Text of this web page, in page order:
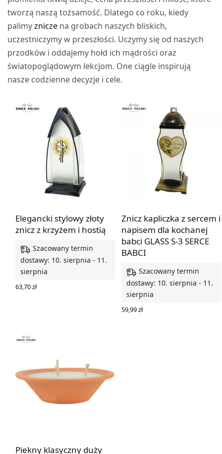
tworzą naszą tożsamość. Dlatego co roku, kiedy
palimyznicze na grobach naszych bliskich,
uczestniczymy w przeszłości. Uczymy się od naszych
przodków i oddajemy hołd ich mądrości oraz
światopoglądowym lekcjom. One ciągle inspirują
nasze codzienne decyzje i cele.
Elegancki stylowy złoty
znicz z krzyżem i hostią
Szacowany termin
dostawy: 10. sierpnia - 11.
sierpnia
63,70zł
Znicz kapliczka z sercem i
napisem dla kochanej
babci GLASS S-3 SERCE
BABCI
Szacowany termin
dostawy: 10. sierpnia - 11.
sierpnia
59,99zł
Piekny klasyczny duży